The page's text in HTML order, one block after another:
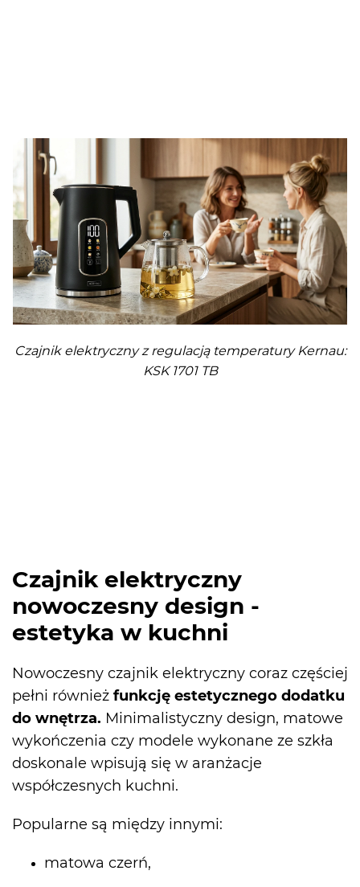
Czajnik elektryczny z regulacją temperatury Kernau:
KSK 1701 TB
Czajnik elektryczny
nowoczesny design -
estetyka w kuchni
Nowoczesny czajnik elektryczny coraz częściej
pełni również funkcję estetycznego dodatku
do wnętrza. Minimalistyczny design, matowe
wykończenia czy modele wykonane ze szkła
doskonale wpisują się w aranżacje
współczesnych kuchni.
Popularne są między innymi:
matowa czerń,